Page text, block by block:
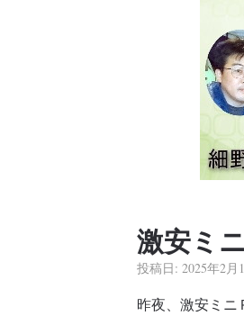
激安ミ
投稿日: 2025年2月
昨夜、激安ミニ